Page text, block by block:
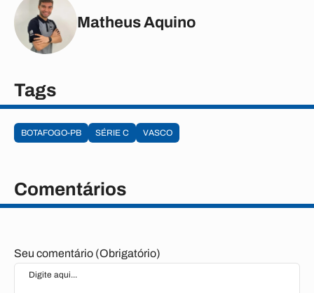
Matheus Aquino
Tags
BOTAFOGO-PB SÉRIE C VASCO
Comentários
Seu comentário (Obrigatório)